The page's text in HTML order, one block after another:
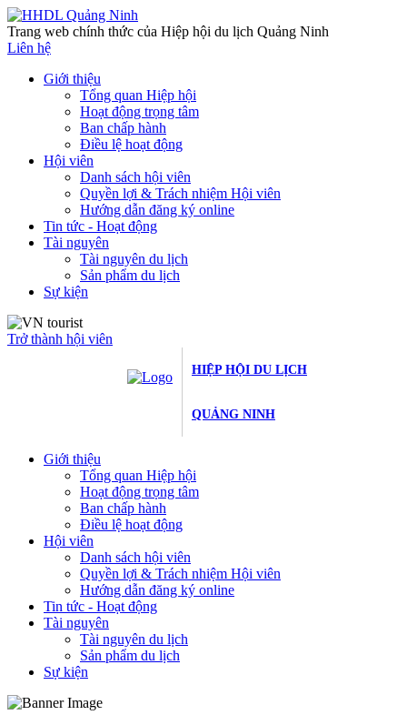
Trang web chính thức của Hiệp hội du lịch Quảng Ninh
Liên hệ
Giới thiệu
Tổng quan Hiệp hội
Hoạt động trọng tâm
Ban chấp hành
Điều lệ hoạt động
Hội viên
Danh sách hội viên
Quyền lợi & Trách nhiệm Hội viên
Hướng dẫn đăng ký online
Tin tức - Hoạt động
Tài nguyên
Tài nguyên du lịch
Sản phẩm du lịch
Sự kiện
Trở thành hội viên
HIỆP HỘI DU LỊCH
QUẢNG NINH
Giới thiệu
Tổng quan Hiệp hội
Hoạt động trọng tâm
Ban chấp hành
Điều lệ hoạt động
Hội viên
Danh sách hội viên
Quyền lợi & Trách nhiệm Hội viên
Hướng dẫn đăng ký online
Tin tức - Hoạt động
Tài nguyên
Tài nguyên du lịch
Sản phẩm du lịch
Sự kiện